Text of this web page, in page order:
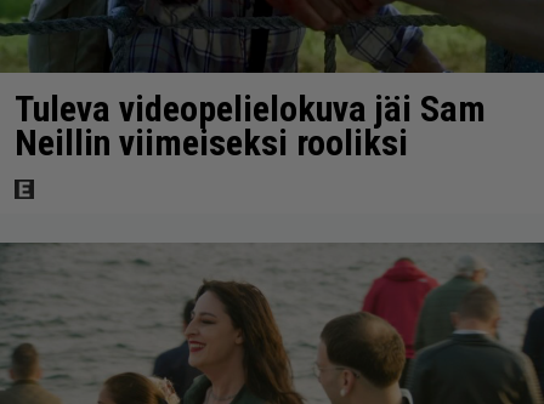
Tuleva videopelielokuva jäi Sam
Neillin viimeiseksi rooliksi